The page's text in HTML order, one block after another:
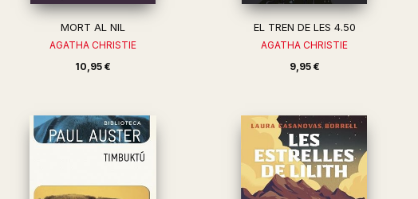
MORT AL NIL
AGATHA CHRISTIE
10,95 €
EL TREN DE LES 4.50
AGATHA CHRISTIE
9,95 €